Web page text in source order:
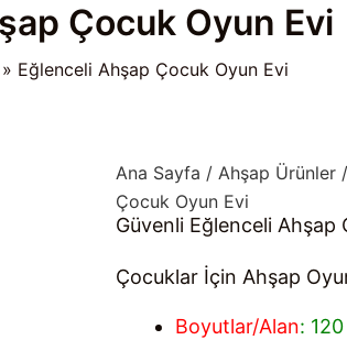
Çocuk Oyun Evi
Eğlenceli Ahşap Çocuk Oyun Evi
Ana Sayfa / Ahşap Ürünler /
Çocuk Oyun Evi
Güvenli Eğlenceli Ahşap
Çocuklar İçin Ahşap
Boyutlar/Alan: